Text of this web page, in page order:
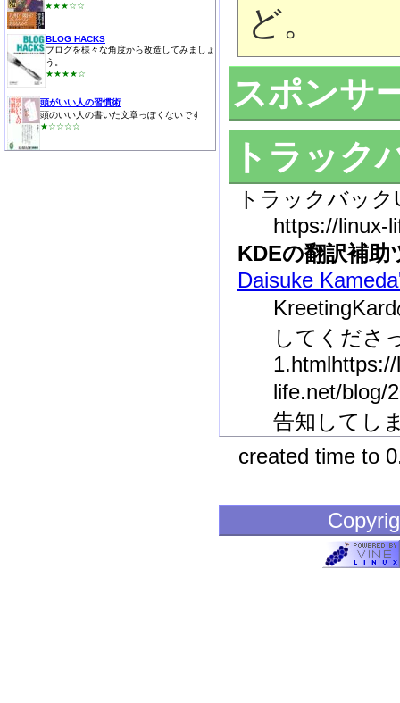
ど。
スポンサ
トラック
トラックバック
https://linux-
KDEの翻訳補
Daisuke
してくださ
life.net/blog/
告知してし
created time to
★★★☆☆
BLOG HACKS
ブログを様々な角度から改造してみましょ
う。
★★★★☆
頭がいい人の習慣術
頭のいい人の書いた文章っぽくないです
★☆☆☆☆